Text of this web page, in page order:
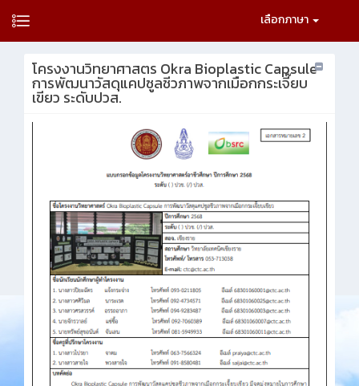
เลือกภาษา
โครงงานวิทยาศาสตร Okra Bioplastic Capsule
การพัฒนาวัสดุแคปซูลชีวภาพจากเมือกกระเจี๊ยบ
เขียว ระดับปวส.